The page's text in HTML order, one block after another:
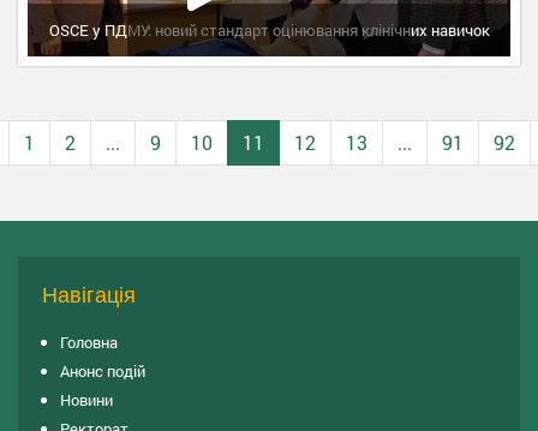
OSCE у ПДМУ: новий стандарт оцінювання клінічних навичок
1 2 ... 9 10 11 12 13 ... 91 92
Навігація
Головна
Анонс подій
Новини